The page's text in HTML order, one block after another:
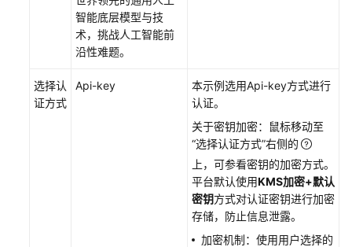
智能底层模型与技
术，挑战人工智能前
沿性难题。
选择认
证方式
Api-key
本示例选用Api-key方式进行
认证。
关于密钥加密：鼠标移动至
“选择认证方式”右侧的
上，可参看密钥的加密方式。
平台默认使用KMS加密+默认
密钥方式对认证密钥进行加密
存储，防止信息泄露。
加密机制：使用用户选择的